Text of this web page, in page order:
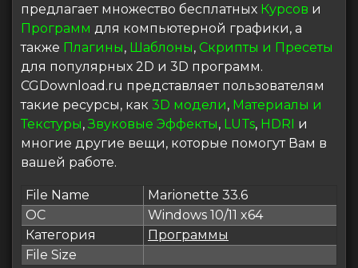
предлагает множество бесплатных Курсов и
Программ для компьютерной графики, а
также Плагины, Шаблоны, Скрипты и Пресеты
для популярных 2D и 3D программ.
CGDownload.ru представляет пользователям
такие ресурсы, как 3D модели, Материалы и
Текстуры,Звуковые Эффекты, LUTs, HDRI и
многие другие вещи, которые помогут Вам в
вашей работе.
File Name
Marionette 33.6
ОС
Windows 10/11 x64
Категория
Программы
File Size